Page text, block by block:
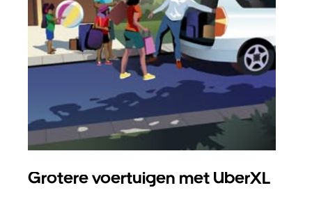
Grotere voertuigen met UberXL